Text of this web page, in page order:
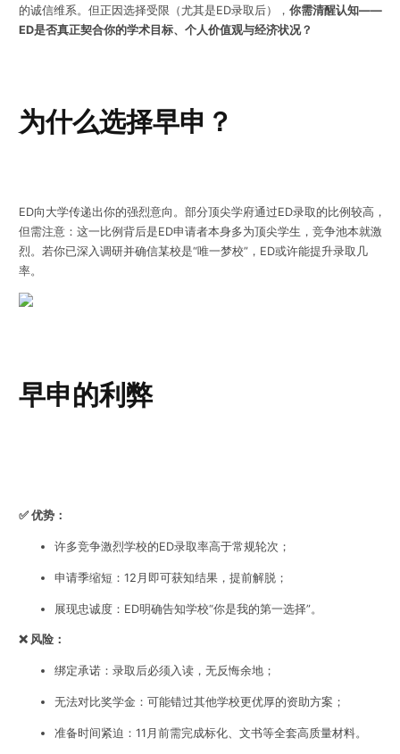
的诚信维系。但正因选择受限（尤其是ED录取后）， 你需清醒认知——
ED是否真正契合你的学术目标、个人价值观与经济状况？
为什么选择早申？
ED向大学传递出你的强烈意向。部分顶尖学府通过ED录取的比例较高，
但需注意：这一比例背后是ED申请者本身多为顶尖学生，竞争池本就激
烈。若你已深入调研并确信某校是“唯一梦校”，ED或许能提升录取几
率。
早申的利弊
✅ 优势：
许多竞争激烈学校的ED录取率高于常规轮次；
申请季缩短：12月即可获知结果，提前解脱；
展现忠诚度：ED明确告知学校“你是我的第一选择”。
❌ 风险：
绑定承诺：录取后必须入读，无反悔余地；
无法对比奖学金：可能错过其他学校更优厚的资助方案；
准备时间紧迫：11月前需完成标化、文书等全套高质量材料。